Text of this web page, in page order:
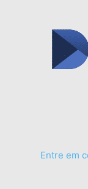
Entre em